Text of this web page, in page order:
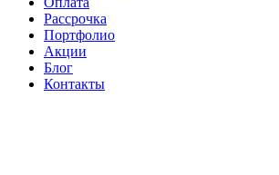
Рассрочка
Портфолио
Акции
Блог
Контакты